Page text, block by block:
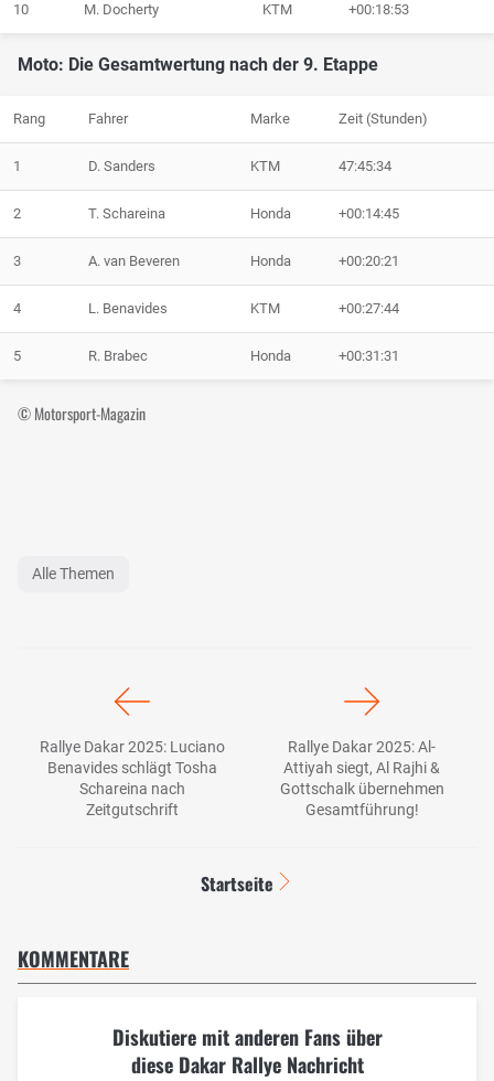
10 M. Docherty KTM +00:18:53
Moto: Die Gesamtwertung nach der 9. Etappe
Rang Fahrer Marke Zeit (Stunden)
1 D. Sanders KTM 47:45:34
2 T. Schareina Honda +00:14:45
3 A. van Beveren Honda +00:20:21
4 L. Benavides KTM +00:27:44
5 R. Brabec Honda +00:31:31
© Motorsport-Magazin
Alle Themen
Rallye Dakar 2025: Luciano
Benavides schlägt Tosha
Schareina nach
Zeitgutschrift
Rallye Dakar 2025: Al-
Attiyah siegt, Al Rajhi &
Gottschalk übernehmen
Gesamtführung!
Startseite
KOMMENTARE
Diskutiere mit anderen Fans über
diese Dakar Rallye Nachricht